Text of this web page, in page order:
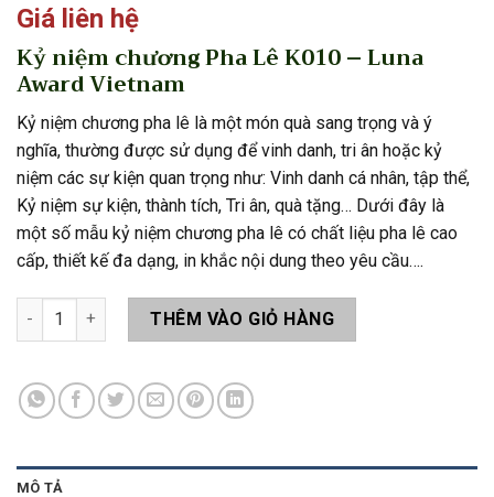
Giá liên hệ
Kỷ niệm chương Pha Lê K010 – Luna
Award Vietnam
Kỷ niệm chương pha lê là một món quà sang trọng và ý
nghĩa, thường được sử dụng để vinh danh, tri ân hoặc kỷ
niệm các sự kiện quan trọng như: Vinh danh cá nhân, tập thể,
Kỷ niệm sự kiện, thành tích, Tri ân, quà tặng… Dưới đây là
một số mẫu kỷ niệm chương pha lê có chất liệu pha lê cao
cấp, thiết kế đa dạng, in khắc nội dung theo yêu cầu….
Kỷ niệm chương Pha Lê K010 số lượng
THÊM VÀO GIỎ HÀNG
MÔ TẢ